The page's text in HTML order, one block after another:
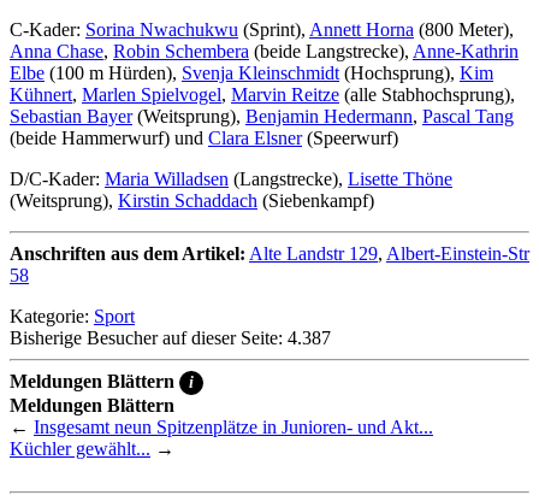
C-Kader: Sorina Nwachukwu (Sprint), Annett Horna (800 Meter),
Anna Chase, Robin Schembera (beide Langstrecke), Anne-Kathrin
Elbe (100 m Hürden), Svenja Kleinschmidt (Hochsprung), Kim
Kühnert, Marlen Spielvogel, Marvin Reitze (alle Stabhochsprung),
Sebastian Bayer(Weitsprung), Benjamin Hedermann, Pascal Tang
(beide Hammerwurf) und Clara Elsner(Speerwurf)
D/C-Kader: Maria Willadsen (Langstrecke), Lisette Thöne
(Weitsprung), Kirstin Schaddach (Siebenkampf)
Anschriften aus dem Artikel: Alte Landstr 129, Albert-Einstein-Str
58
Kategorie: Sport
Bisherige Besucher auf dieser Seite: 4.387
Meldungen Blättern i
Meldungen Blättern
← Insgesamt neun Spitzenplätze in Junioren- und Akt...
Küchler gewählt... →